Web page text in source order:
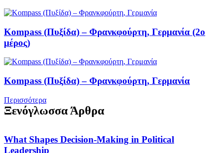
Κompass (Πυξίδα) – Φρανκφούρτη, Γερμανία (2ο
μέρος)
Κompass (Πυξίδα) – Φρανκφούρτη, Γερμανία
Περισσότερα
Ξενόγλωσσα Άρθρα
What Shapes Decision-Making in Political
Leadership